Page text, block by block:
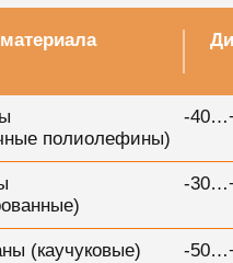
полиолефины)
-
-
(каучуковые) -